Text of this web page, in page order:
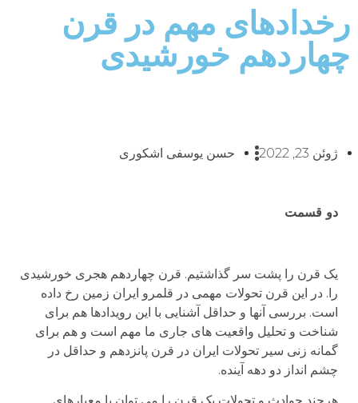
رخدادهای مهم در قرن
چهاردهم خورشیدی
ژوئن 23, 2022 حسن یوسفی اشکوری
دو قسمت
یک قرن را پشت سر گذاشتیم. قرن چهاردهم هجری خورشیدی
را. در این قرن تحولات مهمی در قلمرو ایران زمین رخ داده
است. بررسی آنها و حداقل آشنایی با این رویدادها هم برای
شناخت و تحلیل واقعیت های جاری ما مهم است و هم برای
گمانه زنی سیر تحولات ایران در قرن پانزدهم و حداقل در
چشم انداز دو دهه آینده.